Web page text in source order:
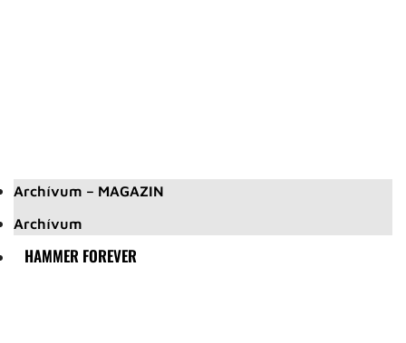
Archívum – MAGAZIN
Archívum
HAMMER FOREVER